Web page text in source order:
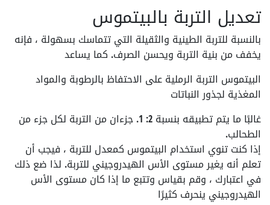
تعديل التربة بالبيتموس
بالنسبة للتربة الطينية والثقيلة التي تتماسك بسهولة ، فإنه
يخفف من بنية التربة ويحسن الصرف. كما يساعد
البيتموس التربة الرمليةعلى الاحتفاظ بالرطوبة والمواد
المغذية لجذور النباتات
غالبًا ما يتم تطبيقه بنسبة 2: 1. جزءان من التربة لكل جزء من
الطحالب.
إذا كنت تنوي استخدام البيتموس كمعدل للتربة ، فيجب أن
تعلم أنه يغير مستوى الأس الهيدروجيني للتربة. لذا ضع ذلك
في اعتبارك ، وقم بقياس وتتبع ما إذا كان مستوى الأس
الهيدروجيني ينحرف كثيرًا